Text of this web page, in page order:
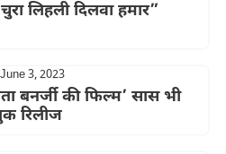
लिहली दिलवा हमार”
June 3, 2023
की फिल्म’ सास भी
रिलीज